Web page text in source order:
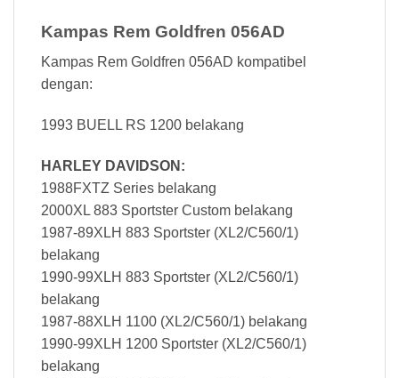
Kampas Rem Goldfren 056AD
Kampas Rem Goldfren 056AD kompatibel
dengan:
1993 BUELL RS 1200 belakang
HARLEY DAVIDSON:
1988FXTZ Series belakang
2000XL 883 Sportster Custom belakang
1987-89XLH 883 Sportster (XL2/C560/1)
belakang
1990-99XLH 883 Sportster (XL2/C560/1)
belakang
1987-88XLH 1100 (XL2/C560/1) belakang
1990-99XLH 1200 Sportster (XL2/C560/1)
belakang